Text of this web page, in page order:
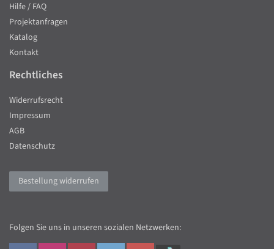
Hilfe / FAQ
Projektanfragen
Katalog
Kontakt
Rechtliches
Widerrufsrecht
Impressum
AGB
Datenschutz
Bestellung widerrufen
Folgen Sie uns in unseren sozialen Netzwerken: